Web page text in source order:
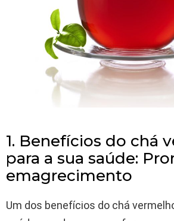
1. Benefícios do chá
para a sua saúde:
emagrecimento
Um dos benefícios do chá